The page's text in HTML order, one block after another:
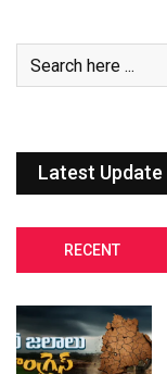
Latest Update
RECENT